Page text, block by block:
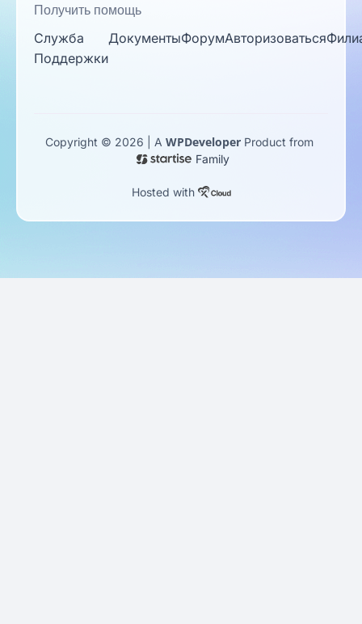
Получить помощь
Служба
Поддержки
ДокументыФорумАвторизоваться
Copyright © 2026 | A WPDeveloper Product from
Family
Hosted with